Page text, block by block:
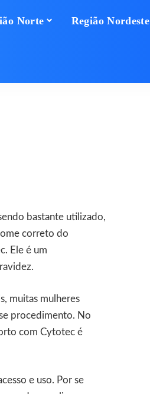
Norte Região Nordeste
bastante utilizado,
correto do
Ele é um
muitas mulheres
procedimento. No
com Cytotec é
e uso. Por se